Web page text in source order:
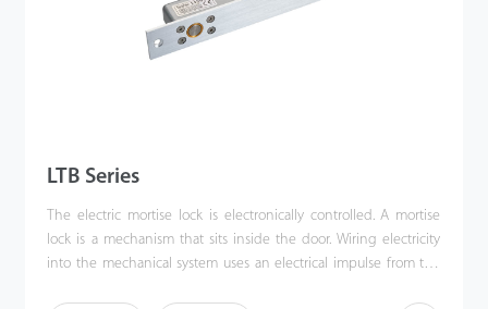
LTB Series
The electric mortise lock is electronically controlled. A mortise
lock is a mechanism that sits inside the door. Wiring electricity
into the mechanical system uses an electrical impulse from the